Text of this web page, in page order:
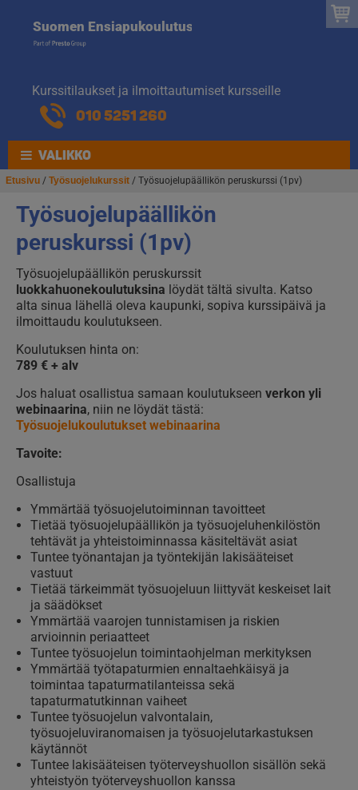
navigointiin
sisältöön
Suomen EnsiapukoulutusSuomen
Kurssitilaukset ja ilmoittautumiset kursseille
010 5251 260
VALIKKO
Etusivu / Työsuojelukurssit / Työsuojelupäällikön peruskurssi (1pv)
Työsuojelupäällikön
peruskurssi (1pv)
Työsuojelupäällikön peruskurssit
luokkahuonekoulutuksina löydät tältä sivulta. Katso
alta sinua lähellä oleva kaupunki, sopiva kurssipäivä ja
ilmoittaudu koulutukseen.
Koulutuksen hinta on:
789 € + alv
Jos haluat osallistua samaan koulutukseen verkon yli
webinaarina, niin ne löydät tästä:
Työsuojelukoulutukset webinaarina
Tavoite:
Osallistuja
Ymmärtää työsuojelutoiminnan tavoitteet
Tietää työsuojelupäällikön ja työsuojeluhenkilöstön
tehtävät ja yhteistoiminnassa käsiteltävät asiat
Tuntee työnantajan ja työntekijän lakisääteiset
vastuut
Tietää tärkeimmät työsuojeluun liittyvät keskeiset lait
ja säädökset
Ymmärtää vaarojen tunnistamisen ja riskien
arvioinnin periaatteet
Tuntee työsuojelun toimintaohjelman merkityksen
Ymmärtää työtapaturmien ennaltaehkäisyä ja
toimintaa tapaturmatilanteissa sekä
tapaturmatutkinnan vaiheet
Tuntee työsuojelun valvontalain,
työsuojeluviranomaisen ja työsuojelutarkastuksen
käytännöt
Tuntee lakisääteisen työterveyshuollon sisällön sekä
yhteistyön työterveyshuollon kanssa